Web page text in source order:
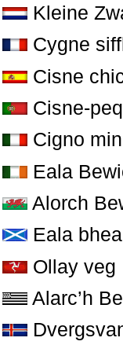
Kleine
Cygne
Cisne
Cisne-
Cigno
Eala
Alorch
Eala
Ollay veg
Alarc’h